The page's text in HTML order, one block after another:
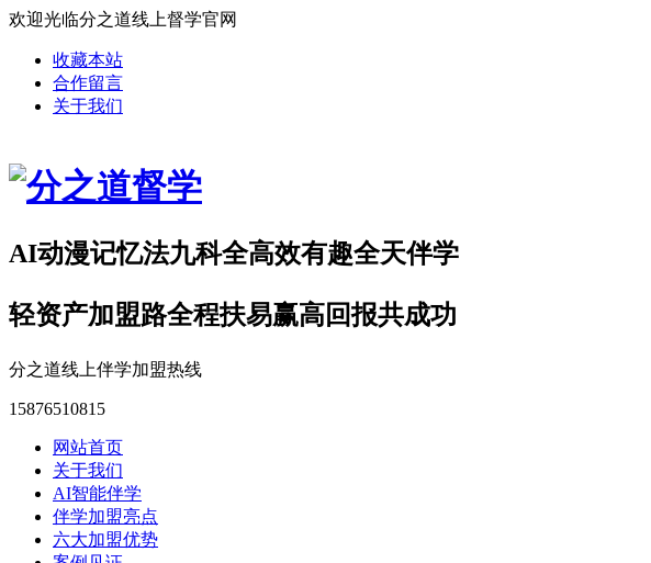
欢迎光临分之道线上督学官网
收藏本站
合作留言
关于我们
AI动漫记忆法九科全高效有趣全天伴学
轻资产加盟路全程扶易赢高回报共成功
分之道线上伴学加盟热线
15876510815
网站首页
关于我们
AI智能伴学
伴学加盟亮点
六大加盟优势